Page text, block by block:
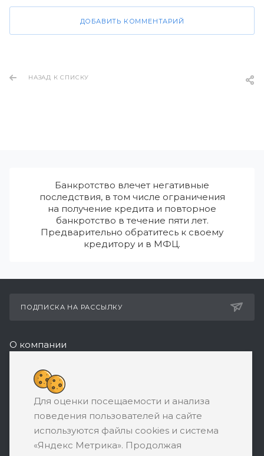
ДОБАВИТЬ КОММЕНТАРИЙ
НАЗАД К СПИСКУ
Банкротство влечет негативные
последствия, в том числе ограничения
на получение кредита и повторное
банкротство в течение пяти лет.
Предварительно обратитесь к своему
кредитору и в МФЦ.
ПОДПИСКА НА РАССЫЛКУ
О компании
Реквизиты
+7 (495) 532-05-11
ЗАКАЗАТЬ ЗВОНОК
support@ratingbankrotstva.ru
111398, Москва, ул. Плеханова, д. 30,
Для оценки посещаемости и анализа
поведения пользователей на сайте
используются файлы cookies и система
«Яндекс Метрика». Продолжая